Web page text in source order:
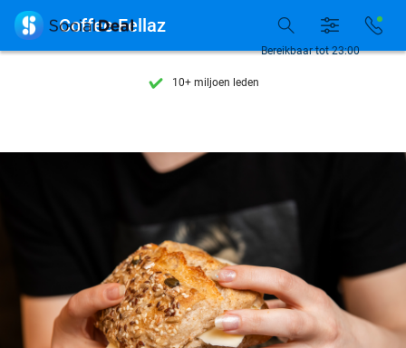
7 dagen per week beschikbaar
10+ miljoen leden
10+ miljoen leden
Bereikbaar tot 23:00
 Coffee Fellaz